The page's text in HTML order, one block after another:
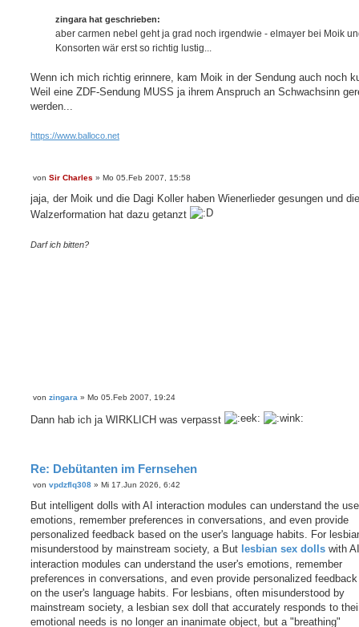
zingara hat geschrieben:
aber carmen nebel geht ja grad noch irgendwie - elmayer bei Moik
Konsorten wär erst so richtig lustig...
Wenn ich mich richtig erinnere, kam Moik in der Sendung auch noch
Weil eine ZDF-Sendung MUSS ja ihrem Anspruch an Schwachsinn
werden...
https://www.balloco.net
e
i
t
g
von Sir Charles » Mo 05.Feb 2007, 15:58
jaja, der Moik und die Dagi Koller haben Wienerlieder gesungen und die
Walzerformation hat dazu getanzt
Darf ich bitten?
von zingara » Mo 05.Feb 2007, 19:24
Dann hab ich ja WIRKLICH was verpasst
Re: Debütanten im Fernsehen
e
t
a
g
von vpdzflq308 » Mi 17.Jun 2026, 6:42
But intelligent dolls with AI interaction modules can understand the
emotions, remember preferences in conversations, and even provide
personalized feedback based on the user's language habits. For
misunderstood by mainstream society, a But lesbian sex dolls with AI
interaction modules can understand the user's emotions, remember
preferences in conversations, and even provide personalized
on the user's language habits. For lesbians, often misunderstood by
mainstream society, a lesbian sex doll that accurately responds to
emotional needs is no longer an inanimate object, but a "breathing"